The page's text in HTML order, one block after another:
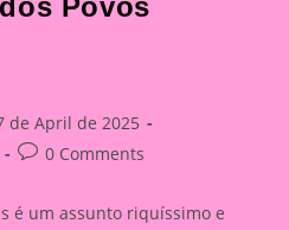
Povos
de April de 2025
Post0 Comments
é um assunto riquíssimo e